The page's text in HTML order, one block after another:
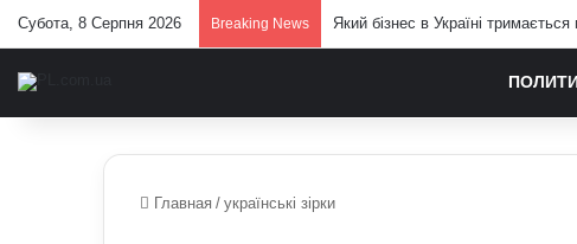
Субота, 8 Серпня 2026 Breaking News Який бізнес в Україні
Главная / українські зірки